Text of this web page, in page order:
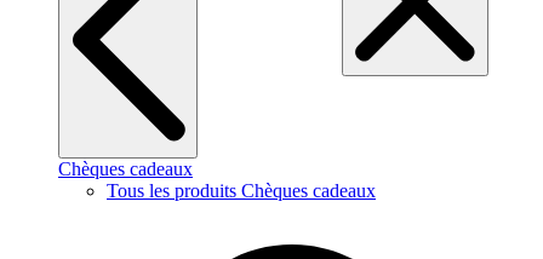
Chèques cadeaux
Tous les produits Chèques cadeaux